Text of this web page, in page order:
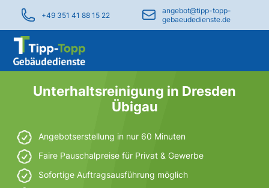
+49 351 41 88 15 22
angebot@tipp-topp-
gebaeudedienste.de
Unterhaltsreinigung in Dresden
Übigau
Angebotserstellung in nur 60 Minuten
Faire Pauschalpreise für Privat & Gewerbe
Sofortige Auftragsausführung möglich